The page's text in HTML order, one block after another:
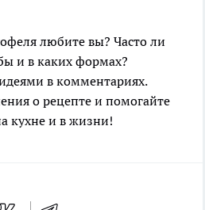
любите вы? Часто ли
и в каких формах?
в комментариях.
о рецепте и помогайте
кухне и в жизни!